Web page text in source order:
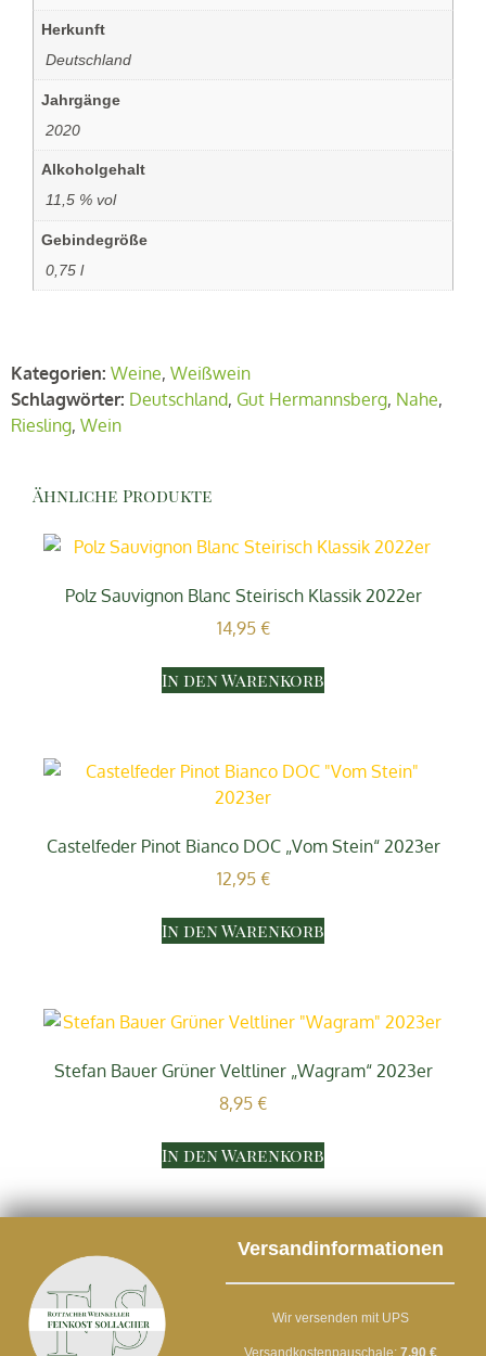
Herkunft
‏‏‎ ‎Deutschland
Jahrgänge
‏‏‎ ‎2020
Alkoholgehalt
‏‏‎ ‎11,5 % vol
Gebindegröße
‏‏‎ ‎0,75 l
Kategorien: Weine, Weißwein
Schlagwörter: Deutschland, Gut Hermannsberg, Nahe,
Riesling, Wein
Ähnliche Produkte
Polz Sauvignon Blanc Steirisch Klassik 2022er
14,95 €
In den Warenkorb
Castelfeder Pinot Bianco DOC „Vom Stein“ 2023er
12,95 €
In den Warenkorb
Stefan Bauer Grüner Veltliner „Wagram“ 2023er
8,95 €
In den Warenkorb
Versandinformationen
Wir versenden mit UPS